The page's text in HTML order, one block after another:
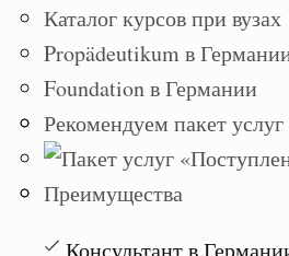
Каталог курсов при вузах
Propädeutikum в
Foundation в Германии
Рекомендуем пакет услуг
Преимущества